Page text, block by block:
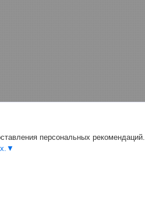
персональных рекомендаций.